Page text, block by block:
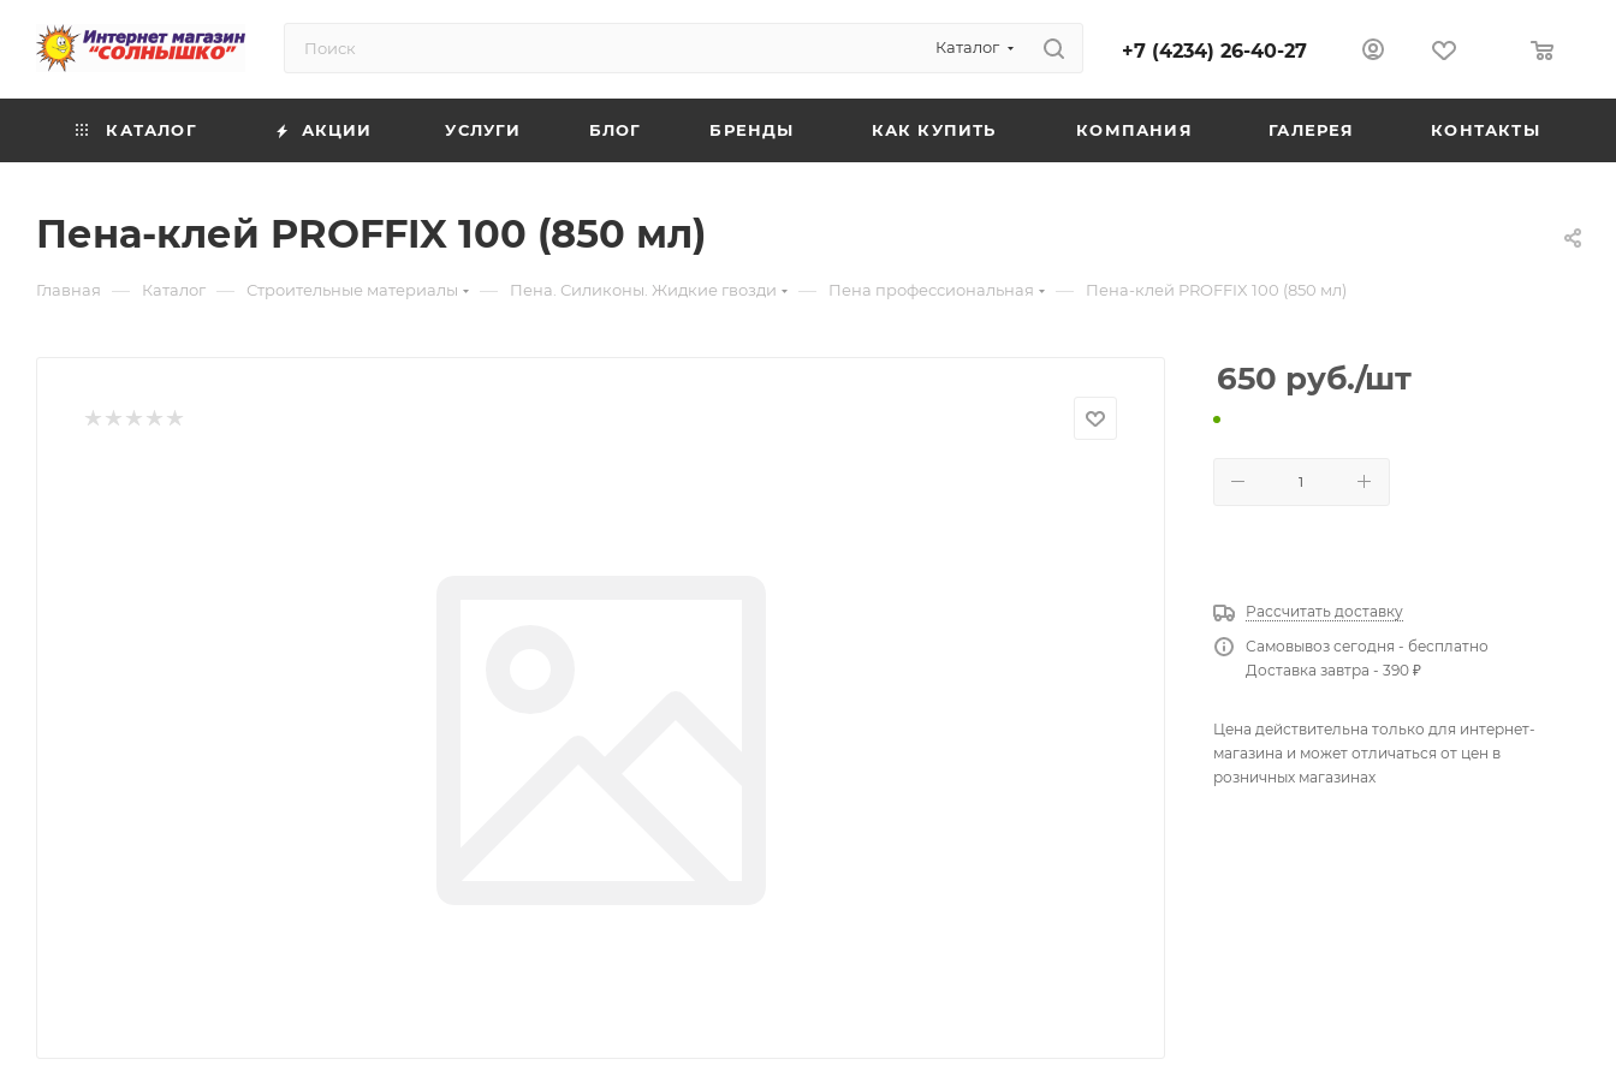
Каталог +7 (4234) 26-40-27
КАТАЛОГ АКЦИИ УСЛУГИ БЛОГ БРЕНДЫ КАК КУПИТЬ КОМПАНИЯ ГАЛЕРЕЯ КОНТАКТЫ
Пена-клей PROFFIX 100 (850 мл)
Главная — Каталог — Строительные материалы — Пена. Силиконы. Жидкие гвозди — Пена профессиональная — Пена-клей PROFFIX 100 (850 мл)
650 руб./шт
Рассчитать доставку
Самовывоз сегодня - бесплатно
Доставка завтра - 390 ₽
Цена действительна только для интернет-
магазина и может отличаться от цен в
розничных магазинах